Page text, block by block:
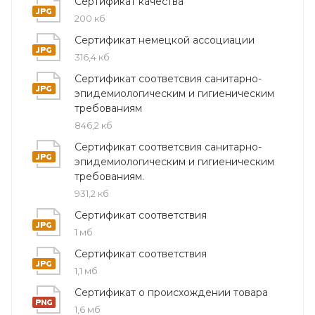
Диаметр условного прохода: 150 мм
Материал: высокопрочный чугун с шаровидным
Внутреннее покрытие: цементно-песчаное
Наружное покрытие: цинк + лак
Тип соединения: RJ (раструб)
Сфера применения: водоснабжение,
канализация, ливневая система, промышленные
сети
Соответствие: ГОСТ, технические условия (ТУ)
Полный комплект сопровождающей
документации
200 кб
Сертификат немецкой ассоциации
316,4 кб
Сертификат соответсвия санитарно-
эпидемиологическим и гигиеническим
требованиям
846,2 кб
Сертификат соответсвия санитарно-
эпидемиологическим и гигиеническим
требованиям.
931,2 кб
Сертификат соответствия
1 мб
Сертификат соответствия
1,1 мб
Сертификат о происхождении товара
1,6 мб